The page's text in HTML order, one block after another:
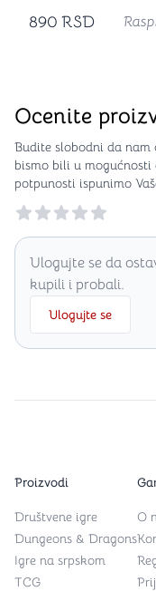
890 RSD
Ocenite
Budite slobodni da nam
bismo bili u
potpunosti ispunimo
Reviews
Ulogujte se da
kupili i probali.
Ulogujte se
Proizvodi
Društvene igre
Dungeons & Dragons
Igre na srpskom
TCG
O